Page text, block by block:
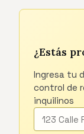
¿Estás
Ingresa tu
control de
inquilinos